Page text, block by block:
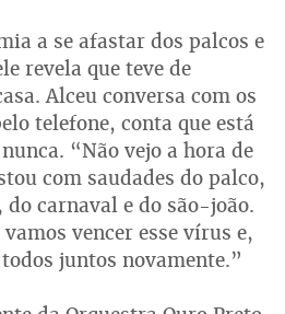
a se afastar dos palcos e
revela que teve de
Alceu conversa com os
telefone, conta que está
“Não vejo a hora de
com saudades do palco,
carnaval e do são-joão.
vencer esse vírus e,
juntos novamente.”